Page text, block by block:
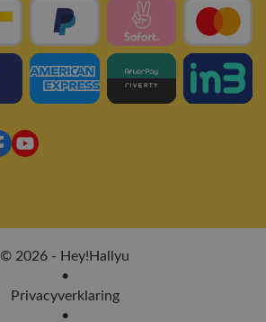
© 2026 - Hey!Hallyu
•
Privacyverklaring
•